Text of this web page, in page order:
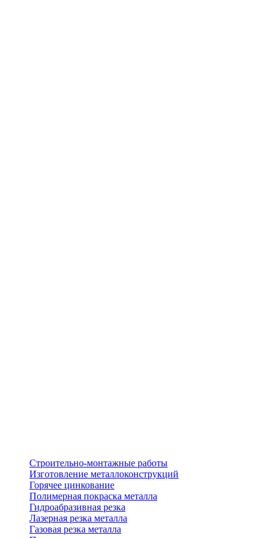
Строительно-монтажные работы
Изготовление металлоконструкций
Горячее цинкование
Полимерная покраска металла
Гидроабразивная резка
Лазерная резка металла
Газовая резка металла